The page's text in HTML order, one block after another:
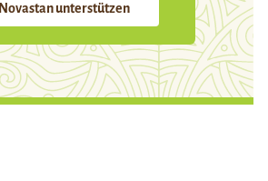
Novastan unterstützen